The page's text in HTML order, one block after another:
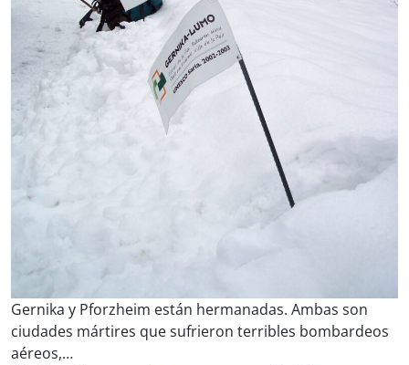
Gernika y Pforzheim están hermanadas. Ambas son
ciudades mártires que sufrieron terribles bombardeos
aéreos,…